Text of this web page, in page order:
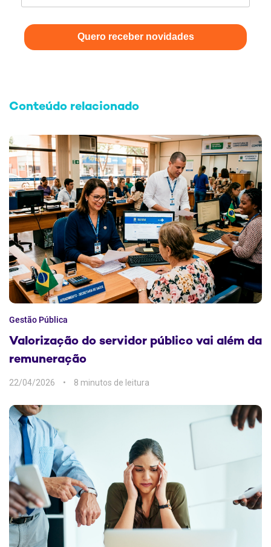
Quero receber novidades
Conteúdo relacionado
Gestão Pública
Valorização do servidor público vai além da
remuneração
22/04/2026 8 min